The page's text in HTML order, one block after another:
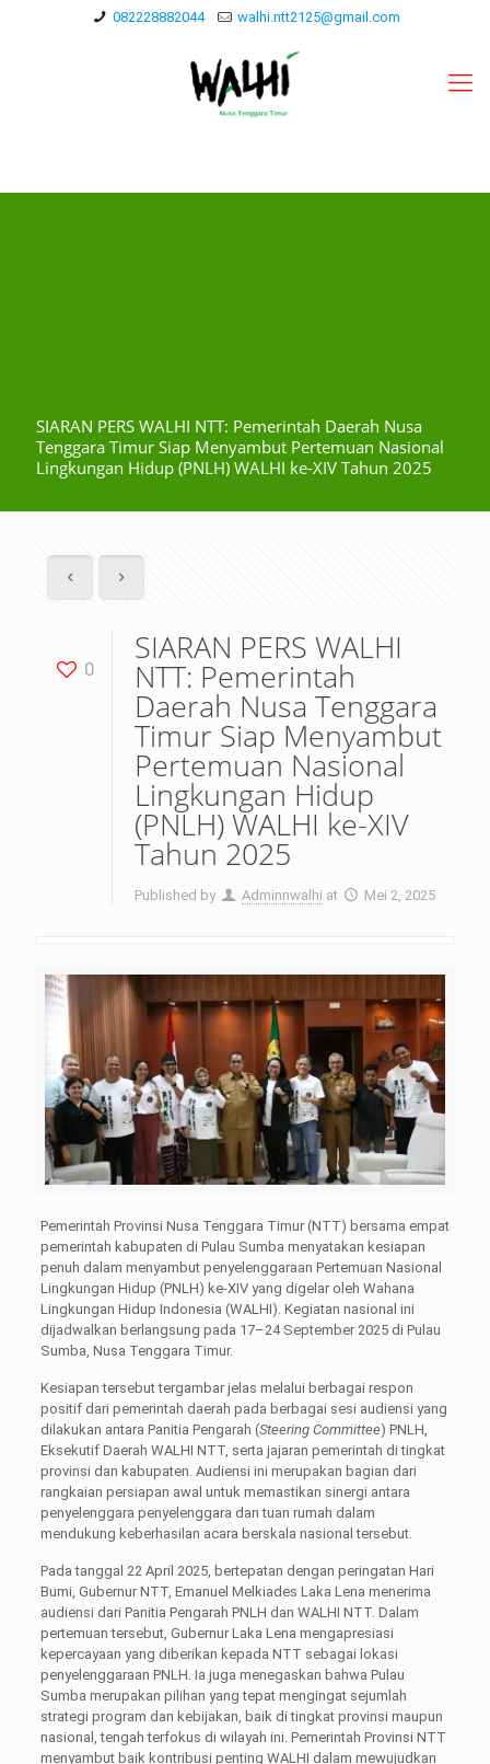
082228882044 walhi.ntt2125@gmail.com
SIARAN PERS WALHI NTT: Pemerintah Daerah Nusa
Tenggara Timur Siap Menyambut Pertemuan Nasional
Lingkungan Hidup (PNLH) WALHI ke-XIV Tahun 2025
0
SIARAN PERS WALHI
NTT: Pemerintah
Daerah Nusa Tenggara
Timur Siap Menyambut
Pertemuan Nasional
Lingkungan Hidup
(PNLH) WALHI ke-XIV
Tahun 2025
Published by Adminnwalhi at Mei 2, 2025
Pemerintah Provinsi Nusa Tenggara Timur (NTT) bersama empat
pemerintah kabupaten di Pulau Sumba menyatakan kesiapan
penuh dalam menyambut penyelenggaraan Pertemuan Nasional
Lingkungan Hidup (PNLH) ke-XIV yang digelar oleh Wahana
Lingkungan Hidup Indonesia (WALHI). Kegiatan nasional ini
dijadwalkan berlangsung pada 17–24 September 2025 di Pulau
Sumba, Nusa Tenggara Timur.
Kesiapan tersebut tergambar jelas melalui berbagai respon
positif dari pemerintah daerah pada berbagai sesi audiensi yang
dilakukan antara Panitia Pengarah (Steering Committee) PNLH,
Eksekutif Daerah WALHI NTT, serta jajaran pemerintah di tingkat
provinsi dan kabupaten. Audiensi ini merupakan bagian dari
rangkaian persiapan awal untuk memastikan sinergi antara
penyelenggara penyelenggara dan tuan rumah dalam
mendukung keberhasilan acara berskala nasional tersebut.
Pada tanggal 22 April 2025, bertepatan dengan peringatan Hari
Bumi, Gubernur NTT, Emanuel Melkiades Laka Lena menerima
audiensi dari Panitia Pengarah PNLH dan WALHI NTT. Dalam
pertemuan tersebut, Gubernur Laka Lena mengapresiasi
kepercayaan yang diberikan kepada NTT sebagai lokasi
penyelenggaraan PNLH. Ia juga menegaskan bahwa Pulau
Sumba merupakan pilihan yang tepat mengingat sejumlah
strategi program dan kebijakan, baik di tingkat provinsi maupun
nasional, tengah terfokus di wilayah ini. Pemerintah Provinsi NTT
menyambut baik kontribusi penting WALHI dalam mewujudkan